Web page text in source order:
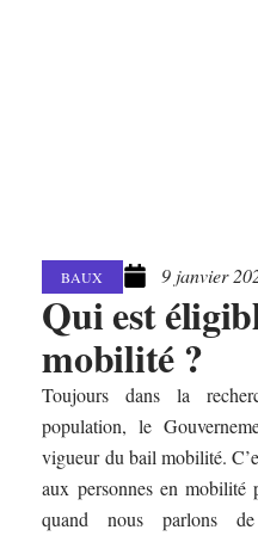
BAUX 9 janvier
Qui est
mobilité ?
Toujours dans la
population, le
vigueur du bail mobilité.
aux personnes en mobilité
quand nous parlons